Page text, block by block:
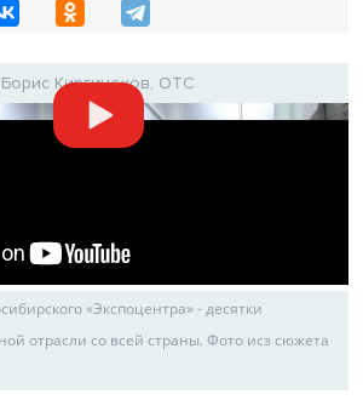
Борис Киргинеков, ОТС
«Экспоцентра» - десятки
отрасли со всей страны. Фото исз сюжета